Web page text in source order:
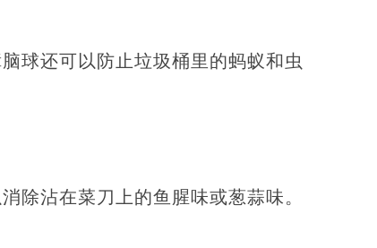
球还可以防止垃圾桶里的蚂蚁和虫
除沾在菜刀上的鱼腥味或葱蒜味。